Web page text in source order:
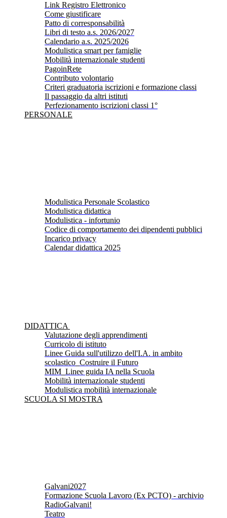
Link Registro Elettronico
Come giustificare
Patto di corresponsabilità
Libri di testo a.s. 2026/2027
Calendario a.s. 2025/2026
Modulistica smart per famiglie
Mobilità internazionale studenti
PagoinRete
Contributo volontario
Criteri graduatoria iscrizioni e formazione classi
Il passaggio da altri istituti
Perfezionamento iscrizioni classi 1°
PERSONALE
Modulistica Personale Scolastico
Modulistica didattica
Modulistica - infortunio
Codice di comportamento dei dipendenti pubblici
Incarico privacy
Calendar didattica 2025
DIDATTICA
Valutazione degli apprendimenti
Curricolo di istituto
Linee Guida sull'utilizzo dell'I.A. in ambito
scolastico_Costruire il Futuro
MIM_Linee guida IA nella Scuola
Mobilità internazionale studenti
Modulistica mobilità internazionale
SCUOLA SI MOSTRA
Galvani2027
Formazione Scuola Lavoro (Ex PCTO) - archivio
RadioGalvani!
Teatro